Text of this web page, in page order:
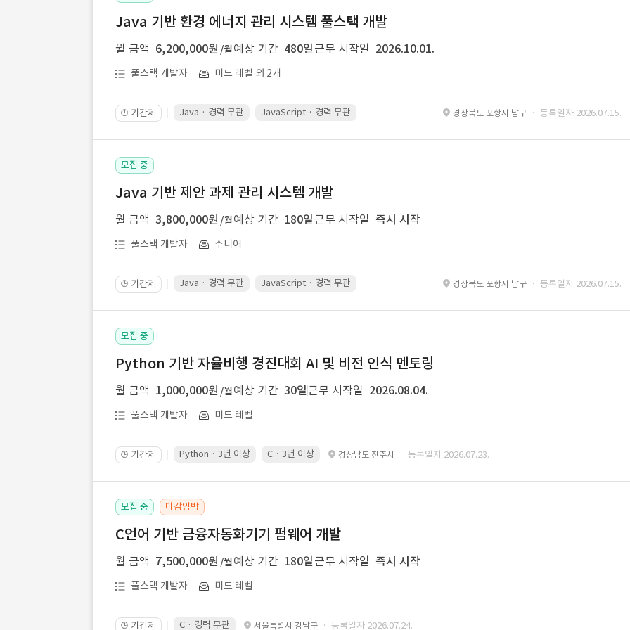
Java 기반 환경 에너지 관리 시스템 풀스택 개발
월 금액 6,200,000원 /월예상 기간 480일 근무 시작일 2026.10.01.
풀스택 개발자 미드 레벨 외 2개
🕒 기간제 Java · 경력 무관 JavaScript · 경력 무관 Spring Boot · 경력 무관 Spring · 경력 무관 MyBatis · 경력
경상북도 포항시 남구 · 등록일자 2026.07.15.
모집 중
Java 기반 제안 과제 관리 시스템 개발
월 금액 3,800,000원 /월예상 기간 180일 근무 시작일 즉시 시작
풀스택 개발자 주니어
🕒 기간제 Java · 경력 무관 JavaScript · 경력 무관 경상북도 포항시 남구 · 등록일자 2026.07.15.
모집 중
Python 기반 자율비행 경진대회 AI 및 비전 인식 멘토링
월 금액 1,000,000원 /월예상 기간 30일 근무 시작일 2026.08.04.
풀스택 개발자 미드 레벨
🕒 기간제 Python · 3년 이상 C · 3년 이상 경상남도 진주시 · 등록일자 2026.07.23.
모집 중 마감임박
C언어 기반 금융자동화기기 펌웨어 개발
월 금액 7,500,000원 /월예상 기간 180일 근무 시작일 즉시 시작
풀스택 개발자 미드 레벨
🕒 기간제 C · 경력 무관 서울특별시 강남구 · 등록일자 2026.07.24.